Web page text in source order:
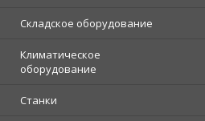
Складское оборудование
Климатическое
оборудование
Станки